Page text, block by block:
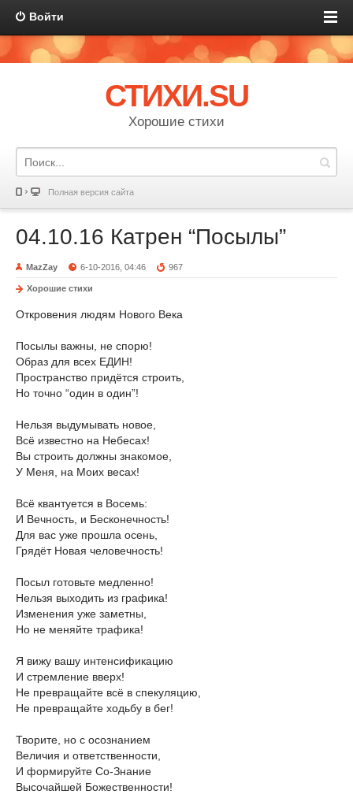
Войти
СТИХИ.SU
Хорошие стихи
Полная версия сайта
04.10.16 Катрен “Посылы”
MazZay 6-10-2016, 04:46 967
Хорошие стихи
Откровения людям Нового Века
Посылы важны, не спорю!
Образ для всех ЕДИН!
Пространство придётся строить,
Но точно “один в один”!
Нельзя выдумывать новое,
Всё известно на Небесах!
Вы строить должны знакомое,
У Меня, на Моих весах!
Всё квантуется в Восемь:
И Вечность, и Бесконечность!
Для вас уже прошла осень,
Грядёт Новая человечность!
Посыл готовьте медленно!
Нельзя выходить из графика!
Изменения уже заметны,
Но не меняйте трафика!
Я вижу вашу интенсификацию
И стремление вверх!
Не превращайте всё в спекуляцию,
Не превращайте ходьбу в бег!
Творите, но с осознанием
Величия и ответственности,
И формируйте Со-Знание
Высочайшей Божественности!